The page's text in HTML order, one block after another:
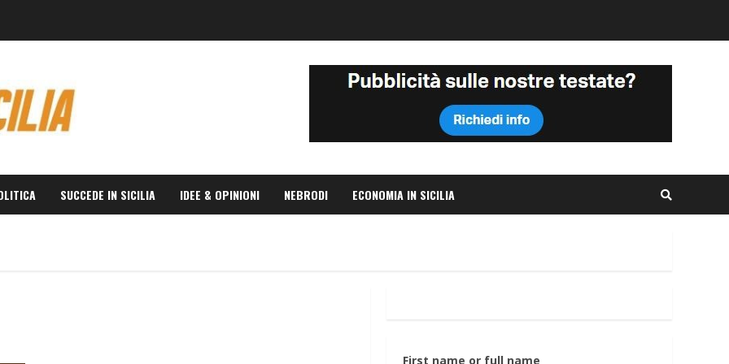
SUCCEDE IN SICILIA IDEE & OPINIONI NEBRODI ECONOMIA IN SICILIA
First name or full name